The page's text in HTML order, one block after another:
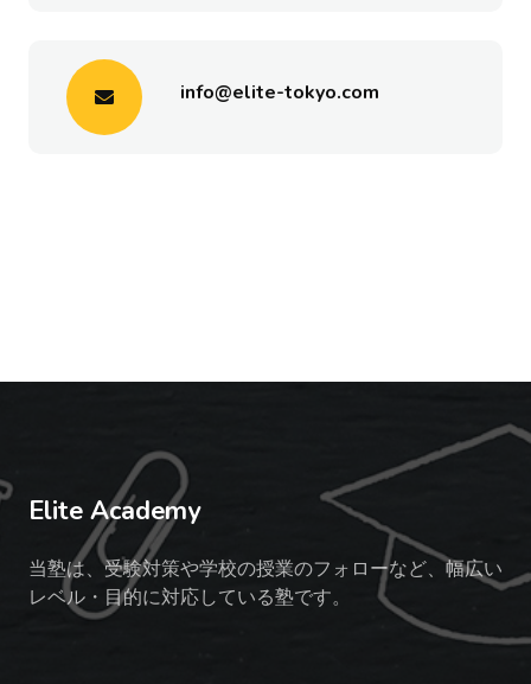
info@elite-tokyo.com
Elite Academy
当塾は、受験対策や学校の授業のフォローなど、幅広い
レベル・目的に対応している塾です。